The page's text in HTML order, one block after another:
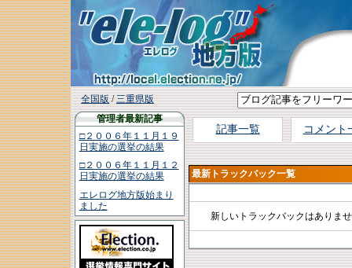
全国版/三重県版
管理者最新記事
□２００６年１１月１９
日実施の選挙の結果
□２００６年１１月１２
日実施の選挙の結果
エレログ地方版始まり
ました
記事一覧 コメント
最新トラックバック一覧
新しいトラックバックはありま